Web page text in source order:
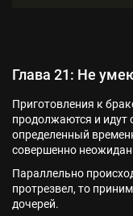
Глава 21: Не
Приготовления к
продолжаются и идут
определенный
совершенно
Параллельно
протрезвел, то
дочерей.